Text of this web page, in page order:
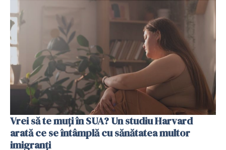
Vrei să te muți în SUA? Un studiu Harvard
arată ce se întâmplă cu sănătatea multor
imigranți